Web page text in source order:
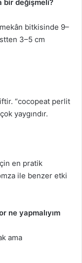
bir değişmeli?
bitkisinde 9–
3–5 cm
“cocopeat perlit
yaygındır.
en pratik
ile benzer etki
ne yapmalıyım
ama